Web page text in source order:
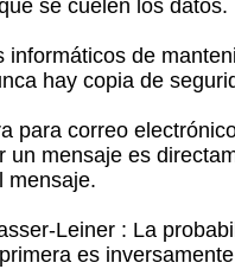
se cuelen los datos.
informáticos de
hay copia de
para correo
un mensaje es
mensaje.
Leiner : La
es